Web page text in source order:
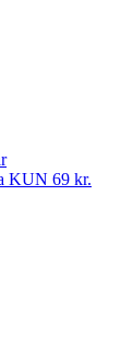
KUN 69 kr.